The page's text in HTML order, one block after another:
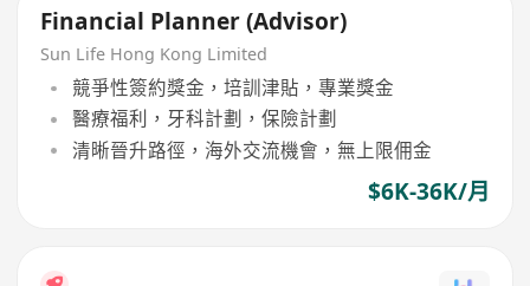
Financial Planner (Advisor)
Sun Life Hong Kong Limited
競爭性簽約獎金，培訓津貼，專業獎金
醫療福利，牙科計劃，保險計劃
清晰晉升路徑，海外交流機會，無上限佣金
$6K-36K/月